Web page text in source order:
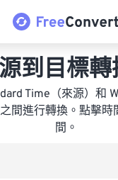
到目標轉
Time（來源）和
間進行轉換。點擊時
間。